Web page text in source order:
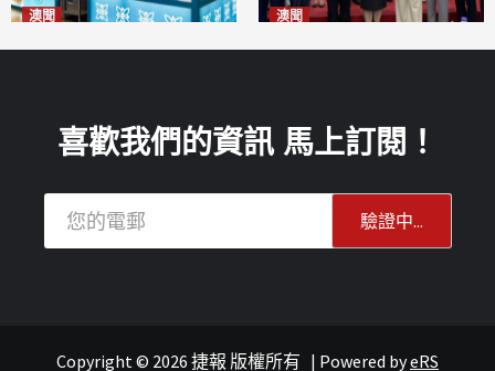
澳聞 澳聞
喜歡我們的資訊 馬上訂閱！
Copyright © 2026 捷報 版權所有 | Powered byeRS